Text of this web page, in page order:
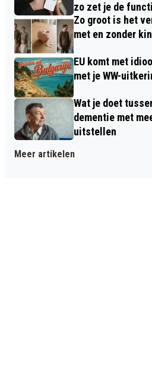
zo zet je de
Zo groot is het
met en zonder
EU komt met
met je WW-
Wat je doet
dementie met
uitstellen
Meer artikelen